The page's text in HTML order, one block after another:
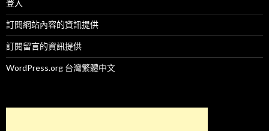
登入
訂閱網站內容的資訊提供
訂閱留言的資訊提供
WordPress.org 台灣繁體中文